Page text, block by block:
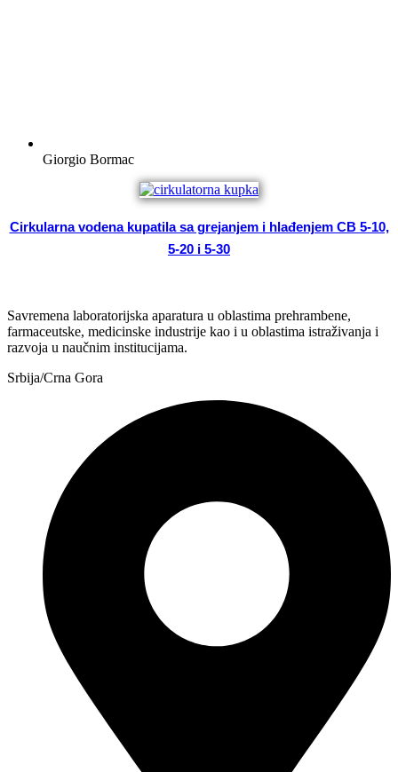
Giorgio Bormac
Cirkularna vodena kupatila sa grejanjem i hlađenjem CB 5-10,
5-20 i 5-30
Savremena laboratorijska aparatura u oblastima prehrambene,
farmaceutske, medicinske industrije kao i u oblastima istraživanja i
razvoja u naučnim institucijama.
Srbija/Crna Gora